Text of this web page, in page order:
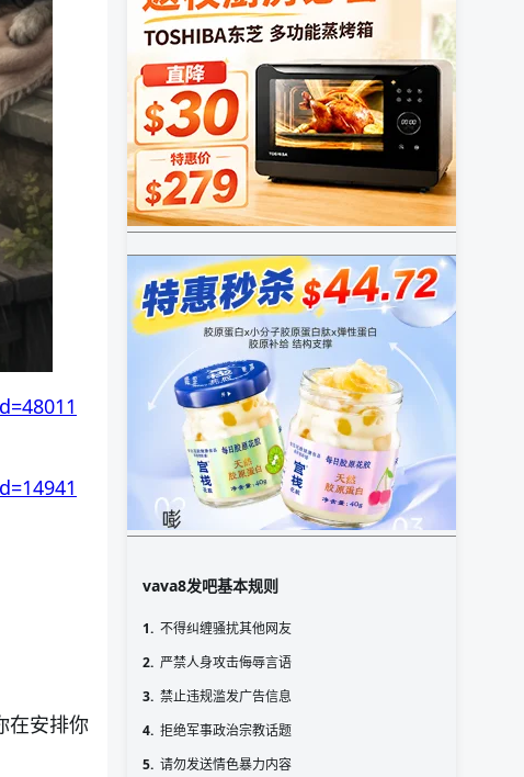
在安排你
vava8发吧基本规则
1. 不得纠缠骚扰其他网友
2. 严禁人身攻击侮辱言语
3. 禁止违规滥发广告信息
4. 拒绝军事政治宗教话题
5. 请勿发送情色暴力内容